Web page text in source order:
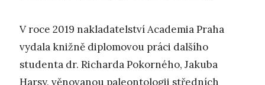
V roce 2019 nakladatelství Academia Praha
vydala knižně diplomovou práci dalšího
studenta dr. Richarda Pokorného, Jakuba
Harsy, věnovanou paleontologii středních